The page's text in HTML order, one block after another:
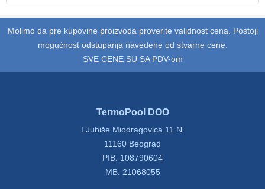
Molimo da pre kupovine proizvoda proverite validnost cena. Postoji
mogućnost odstupanja navedene od stvarne cene.
SVE CENE SU SA PDV-om
TermoPool DOO
LJubiše Miodragovica 11 N
11160 Beograd
PIB: 108790604
MB: 21068055